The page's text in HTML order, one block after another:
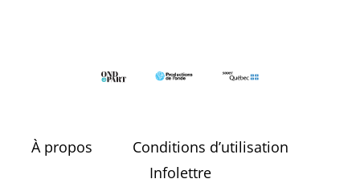
À propos
Conditions d’utilisation
Infolettre